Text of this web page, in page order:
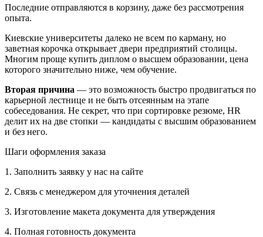
Последние отправляются в корзину, даже без рассмотрения
опыта.
Киевские университеты далеко не всем по карману, но
заветная корочка открывает двери предприятий столицы.
Многим проще купить диплом о высшем образовании, цена
которого значительно ниже, чем обучение.
Вторая причина — это возможность быстро продвигаться по
карьерной лестнице и не быть отсеянным на этапе
собеседования. Не секрет, что при сортировке резюме, HR
делит их на две стопки — кандидаты с высшим образованием
и без него.
Шаги оформления заказа
1. Заполнить заявку у нас на сайте
2. Связь с менеджером для уточнения деталей
3. Изготовление макета документа для утверждения
4. Полная готовность документа